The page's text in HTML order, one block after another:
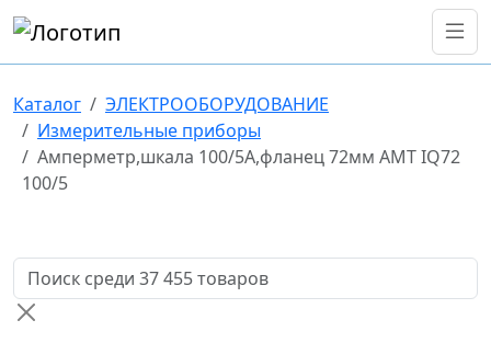
Каталог
ЭЛЕКТРООБОРУДОВАНИЕ
Измерительные приборы
Амперметр,шкала 100/5А,фланец 72мм AMT IQ72
100/5
Поиск товаров по названию или артикулу